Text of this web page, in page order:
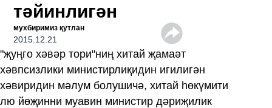
тәйинлигән
мухбиримиз қутлан
2015.12.21
"җуңго хәвәр тори"ниң хитай җамаәт
хәвпсизлики министирлиқидин игилигән
хәвиридин мәлум болушичә, хитай һөкүмити
лю йөҗинни муавин министир дәриҗилик